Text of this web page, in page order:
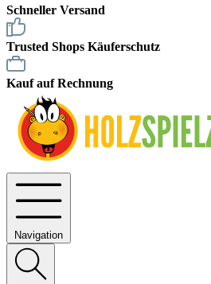
Schneller Versand
Trusted Shops Käuferschutz
Kauf auf Rechnung
Navigation